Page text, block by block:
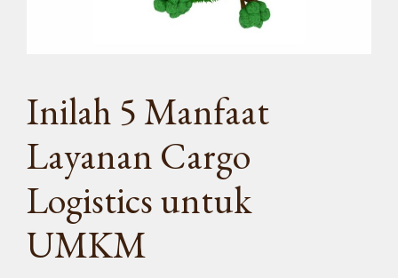
Inilah 5 Manfaat
Layanan Cargo
Logistics untuk
UMKM